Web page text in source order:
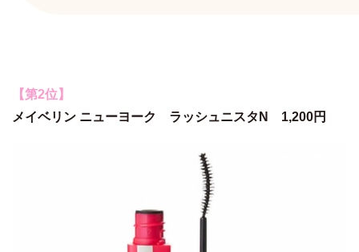
【第2位】
メイベリン ニューヨーク ラッシュニスタN 1,200円